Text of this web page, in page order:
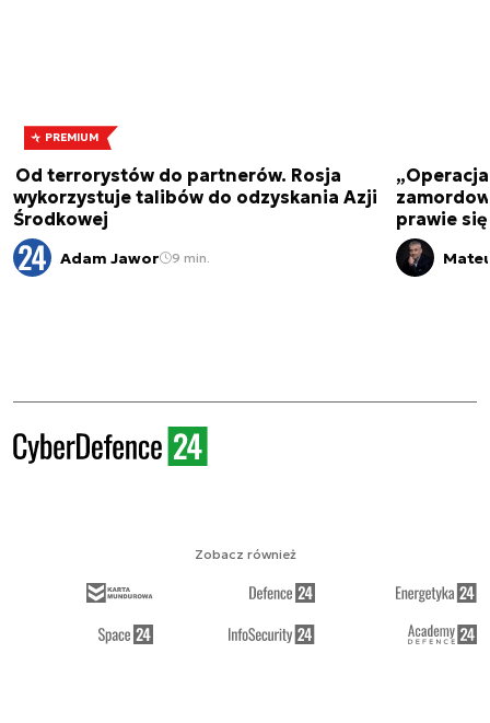
PREMIUM
Od terrorystów do partnerów. Rosja
wykorzystuje talibów do odzyskania Azji
Środkowej
Adam Jawor 9 min.
prawie
Zobacz również